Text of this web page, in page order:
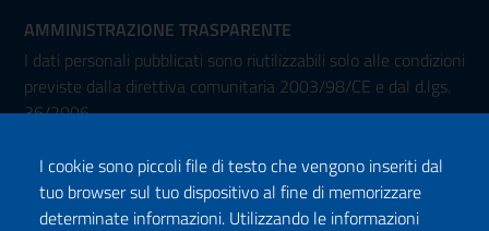
AMMINISTRAZIONE TRASPARENTE
I dati personali pubblicati sono riutilizzabili solo alle condizioni
previste dalla direttiva comunitaria 2003/98/CE e dal d.lgs.
36/2006
I cookie sono piccoli file di testo che vengono inseriti dal
tuo browser sul tuo dispositivo al fine di memorizzare
determinate informazioni. Utilizzando le informazioni